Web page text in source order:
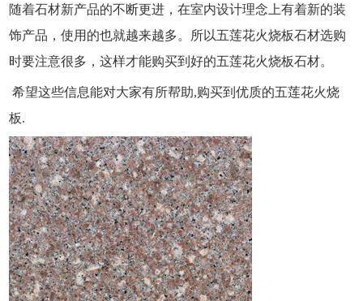
随着石材新产品的不断更进，在室内设计理念上有着新的装
饰产品，使用的也就越来越多。所以五莲花火烧板石材选购
时要注意很多，这样才能购买到好的五莲花火烧板石材。
希望这些信息能对大家有所帮助,购买到优质的五莲花火烧
板.